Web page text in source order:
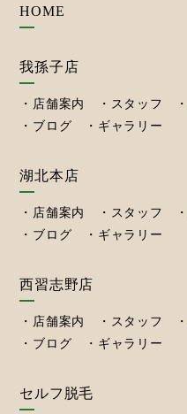
HOME
我孫子店
店舗案内 スタッフ
ブログ
ギャラリー
湖北本店
店舗案内 スタッフ
ブログ
ギャラリー
西習志野店
店舗案内 スタッフ
ブログ
ギャラリー
セルフ脱毛